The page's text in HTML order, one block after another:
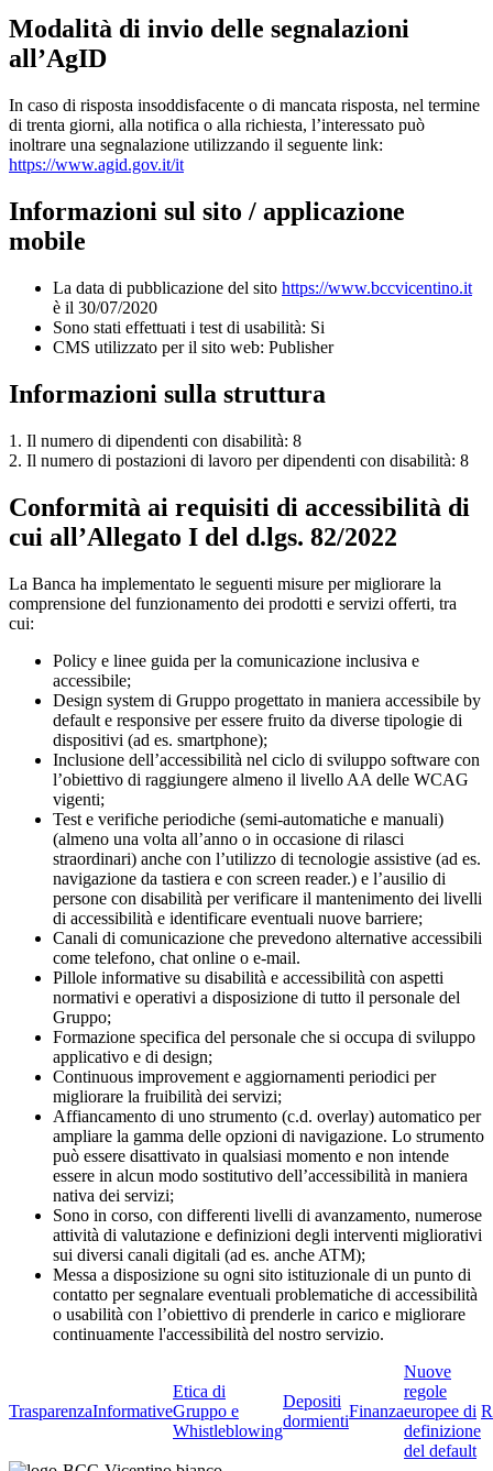
Modalità di invio delle segnalazioni
all’AgID
In caso di risposta insoddisfacente o di mancata risposta, nel termine
di trenta giorni, alla notifica o alla richiesta, l’interessato può
inoltrare una segnalazione utilizzando il seguente link:
https://www.agid.gov.it/it
Informazioni sul sito / applicazione
mobile
La data di pubblicazione del sito https://www.bccvicentino.it
è il 30/07/2020
Sono stati effettuati i test di usabilità: Si
CMS utilizzato per il sito web: Publisher
Informazioni sulla struttura
1. Il numero di dipendenti con disabilità: 8
2. Il numero di postazioni di lavoro per dipendenti con disabilità: 8
Conformità ai requisiti di accessibilità di
cui all’Allegato I del d.lgs. 82/2022
La Banca ha implementato le seguenti misure per migliorare la
comprensione del funzionamento dei prodotti e servizi offerti, tra
cui:
Policy e linee guida per la comunicazione inclusiva e
accessibile;
Design system di Gruppo progettato in maniera accessibile by
default e responsive per essere fruito da diverse tipologie di
dispositivi (ad es. smartphone);
Inclusione dell’accessibilità nel ciclo di sviluppo software con
l’obiettivo di raggiungere almeno il livello AA delle WCAG
vigenti;
Test e verifiche periodiche (semi-automatiche e manuali)
(almeno una volta all’anno o in occasione di rilasci
straordinari) anche con l’utilizzo di tecnologie assistive (ad es.
navigazione da tastiera e con screen reader.) e l’ausilio di
persone con disabilità per verificare il mantenimento dei livelli
di accessibilità e identificare eventuali nuove barriere;
Canali di comunicazione che prevedono alternative accessibili
come telefono, chat online o e-mail.
Pillole informative su disabilità e accessibilità con aspetti
normativi e operativi a disposizione di tutto il personale del
Gruppo;
Formazione specifica del personale che si occupa di sviluppo
applicativo e di design;
Continuous improvement e aggiornamenti periodici per
migliorare la fruibilità dei servizi;
Affiancamento di uno strumento (c.d. overlay) automatico per
ampliare la gamma delle opzioni di navigazione. Lo strumento
può essere disattivato in qualsiasi momento e non intende
essere in alcun modo sostitutivo dell’accessibilità in maniera
nativa dei servizi;
Sono in corso, con differenti livelli di avanzamento, numerose
attività di valutazione e definizioni degli interventi migliorativi
sui diversi canali digitali (ad es. anche ATM);
Messa a disposizione su ogni sito istituzionale di un punto di
contatto per segnalare eventuali problematiche di accessibilità
o usabilità con l’obiettivo di prenderle in carico e migliorare
continuamente l'accessibilità del nostro servizio.
TrasparenzaInformative
Etica di
Gruppo e
Whistleblowing
Depositi
dormienti
Finanza
Nuove
regole
europee di
definizione
del default